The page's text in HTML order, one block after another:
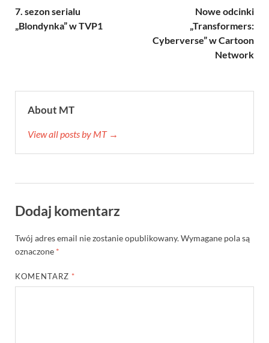
7. sezon serialu
„Blondynka” w TVP1
Nowe odcinki
„Transformers:
Cyberverse” w Cartoon
Network
About MT
View all posts by MT →
Dodaj komentarz
Twój adres email nie zostanie opublikowany.Wymagane pola są
oznaczone *
KOMENTARZ *